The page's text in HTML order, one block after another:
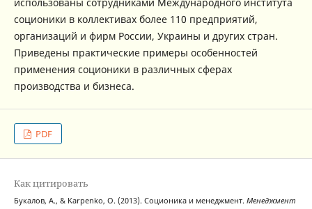
соционики в коллективах более 110 предприятий,
организаций и фирм России, Украины и других стран.
Приведены практические примеры особенностей
применения соционики в различных сферах
производства и бизнеса.
PDF
Как цитировать
Букалов, А., & Karpenko, O. (2013). Соционика и менеджмент. Менеджмент